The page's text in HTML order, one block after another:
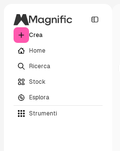
Crea
Home
Ricerca
Stock
Esplora
Strumenti